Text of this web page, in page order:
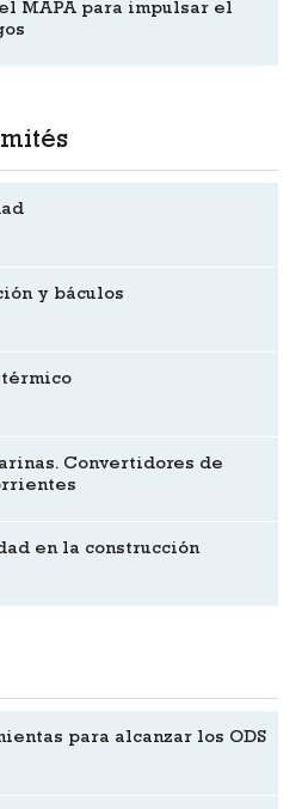
MAPA para impulsar el
y báculos
térmico
Convertidores de
en la construcción
para alcanzar los ODS